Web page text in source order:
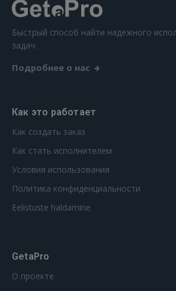
Быстрый способ найти надежного
задач.
Подробнее о нас
Как это работает
Как создать заказ
Как стать исполнителем
Условия использования
Политика конфиденциальности
Eelistuste haldamine
GetaPro
О проекте